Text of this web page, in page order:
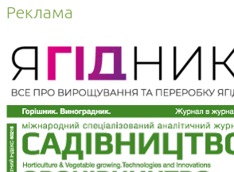
Реклама